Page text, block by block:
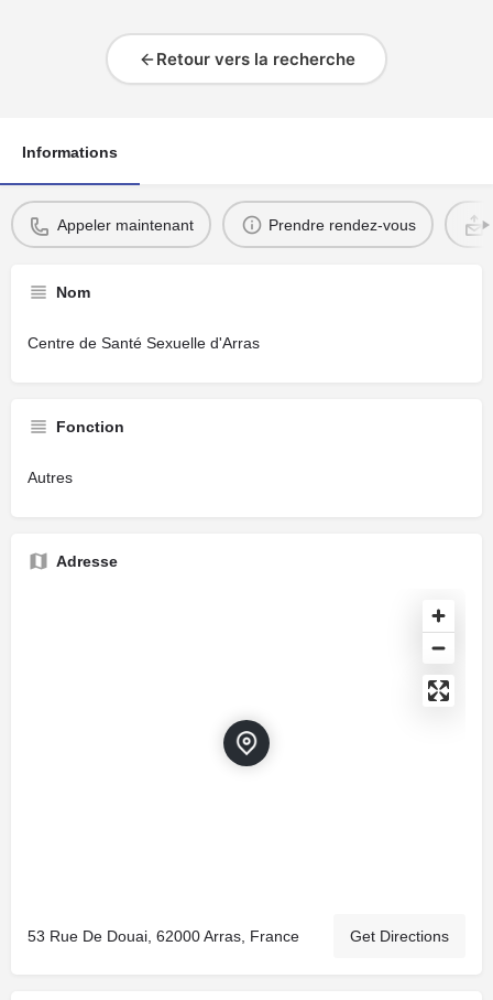
Retour vers la recherche
Informations
Appeler maintenant Prendre rendez-vous
Nom
Centre de Santé Sexuelle d'Arras
Fonction
Autres
Adresse
53 Rue De Douai, 62000 Arras, France Get Directions